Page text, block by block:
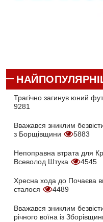
Трагічно загинув юний
9281
Вважався зниклим
з Борщівщини
5883
Непоправна втрата для
Всеволод Штука
4545
Хресна хода до Почаєва
сталося
4489
Вважався зниклим
річного воїна із